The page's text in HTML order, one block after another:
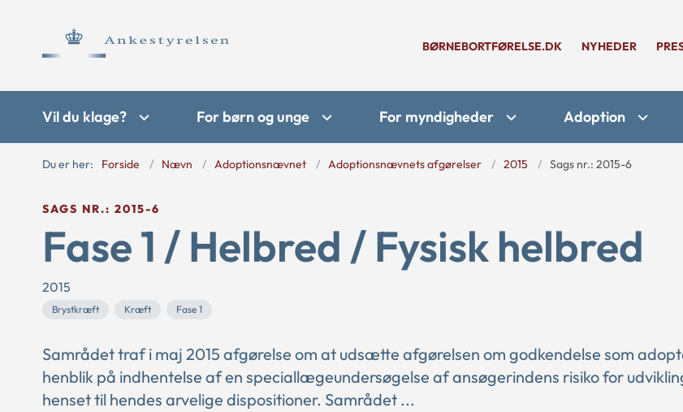
BØRNEBORTFØRELSE.DK NYHEDER
Vil du klage? For børn og unge For myndigheder Adoption
Du er her: Forside Nævn Adoptionsnævnet Adoptionsnævnets afgørelser 2015 Sags nr.: 2015-6
SAGS NR.: 2015-6
Fase 1 / Helbred / Fysisk helbred
2015
Brystkræft Kræft Fase 1
Samrådet traf i maj 2015 afgørelse om at udsætte afgørelsen om godkendelse som
henblik på indhentelse af en speciallægeundersøgelse af ansøgerindens risiko for
henset til hendes arvelige dispositioner. Samrådet ...